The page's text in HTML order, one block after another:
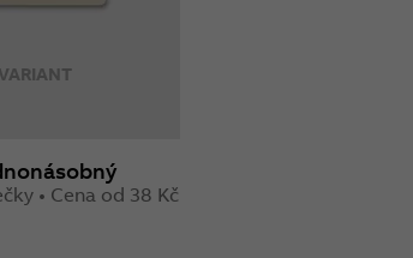
• Cena od 38 Kč